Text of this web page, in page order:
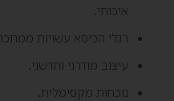
איכותי.
רגלי הכיסא עשויות
עיצוב מודרני וחדשני.
נוכחות מקסימלית.